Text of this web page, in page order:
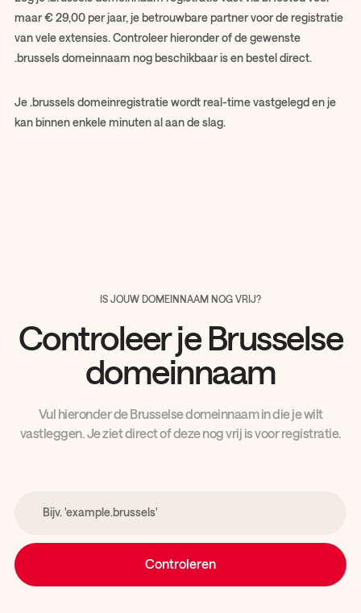
maar € 29,00 per jaar, je betrouwbare partner voor de registratie
van vele extensies. Controleer hieronder of de gewenste
.brussels domeinnaam nog beschikbaar is en bestel direct.
Je .brussels domeinregistratie wordt real-time vastgelegd en je
kan binnen enkele minuten al aan de slag.
IS JOUW DOMEINNAAM NOG VRIJ?
Controleer je Brusselse
domeinnaam
Vul hieronder de Brusselse domeinnaam in die je wilt
vastleggen. Je ziet direct of deze nog vrij is voor registratie.